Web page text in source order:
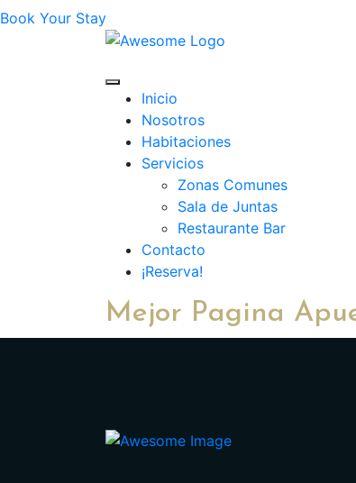
Book Your Stay
Inicio
Nosotros
Habitaciones
Servicios
Zonas Comunes
Sala de Juntas
Restaurante Bar
Contacto
¡Reserva!
Mejor Pagina